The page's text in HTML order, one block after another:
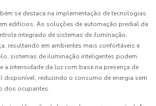
se destaca na implementação de tecnologias
edifícios. As soluções de automação predial da
integrado de sistemas de iluminação,
resultando em ambientes mais confortáveis e
sistemas de iluminação inteligentes podem
a intensidade da luz com base na presença de
disponível, reduzindo o consumo de energia sem
dos ocupantes.